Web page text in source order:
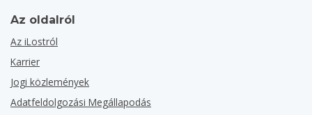
Az oldalról
Az iLostról
Karrier
Jogi közlemények
Adatfeldolgozási Megállapodás